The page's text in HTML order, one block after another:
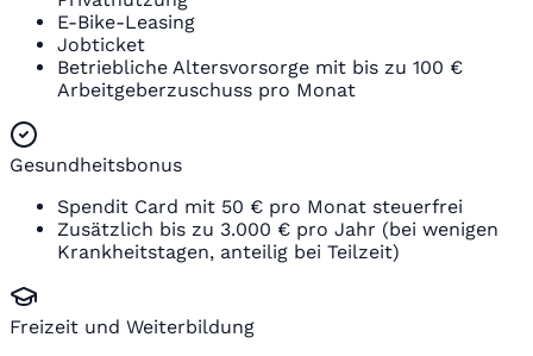
E-Bike-Leasing
Jobticket
Betriebliche Altersvorsorge mit bis zu 100 €
Arbeitgeberzuschuss pro Monat
Gesundheitsbonus
Spendit Card mit 50 € pro Monat steuerfrei
Zusätzlich bis zu 3.000 € pro Jahr (bei wenigen
Krankheitstagen, anteilig bei Teilzeit)
Freizeit und Weiterbildung